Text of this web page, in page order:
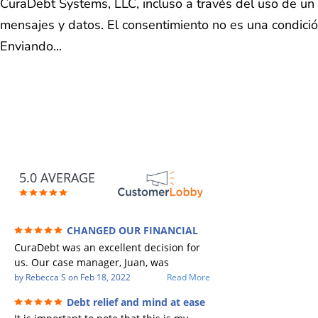
mensajes y datos. El consentimiento no es una
Enviando...
5.0 AVERAGE
CHANGED OUR FINANCIAL
FUTURE (credit 200 Points / 90 K in debt
GONE)
CuraDebt was an excellent decision for
us. Our case manager, Juan, was
incredible to work with. He and Julio
Every communication was quickly
by Rebecca S on Feb 18, 2022 Read More
Debt relief and mind at ease